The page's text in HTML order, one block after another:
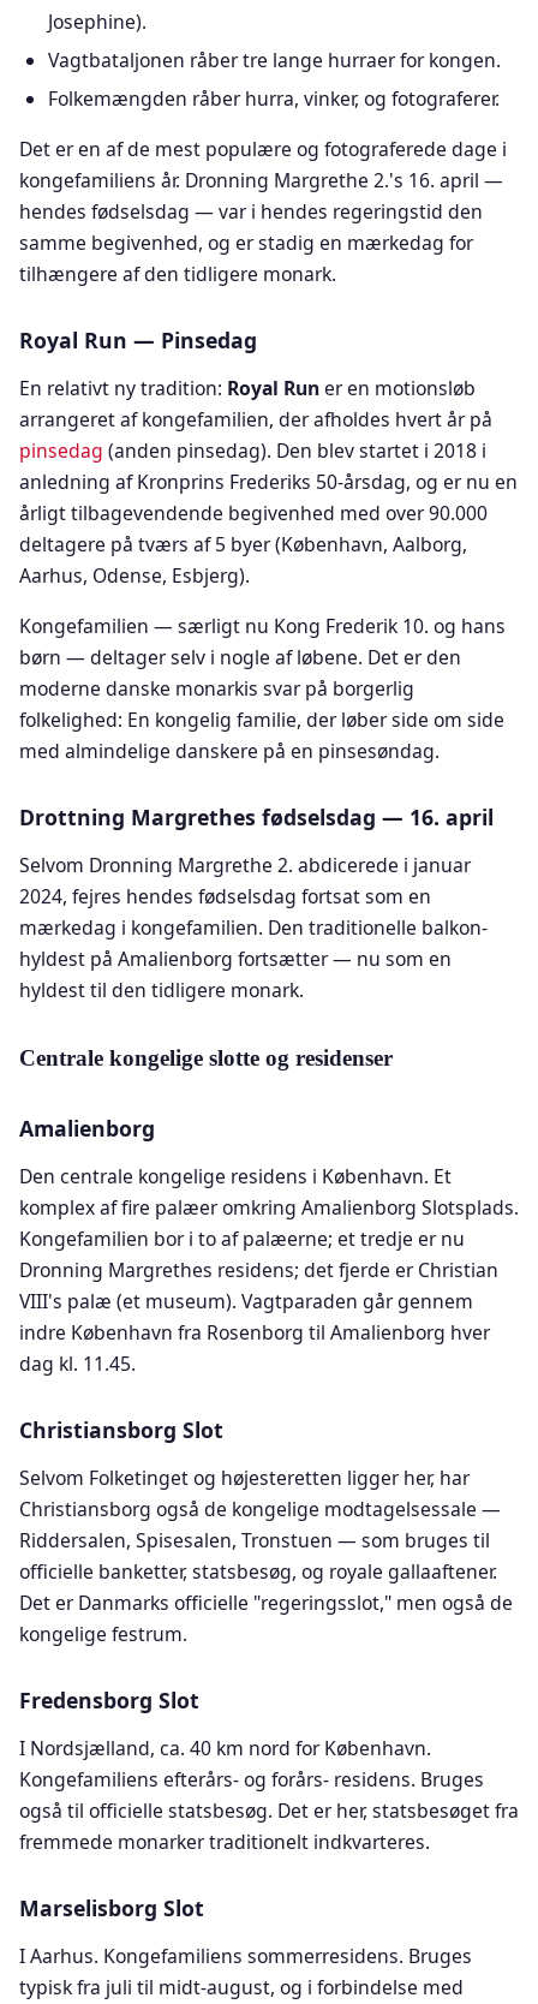
Josephine).
Vagtbataljonen råber tre lange hurraer for kongen.
Folkemængden råber hurra, vinker, og fotograferer.
Det er en af de mest populære og fotograferede dage i
kongefamiliens år. Dronning Margrethe 2.'s 16. april —
hendes fødselsdag — var i hendes regeringstid den
samme begivenhed, og er stadig en mærkedag for
tilhængere af den tidligere monark.
Royal Run — Pinsedag
En relativt ny tradition: Royal Runer en motionsløb
arrangeret af kongefamilien, der afholdes hvert år på
pinsedag (anden pinsedag). Den blev startet i 2018 i
anledning af Kronprins Frederiks 50-årsdag, og er nu en
årligt tilbagevendende begivenhed med over 90.000
deltagere på tværs af 5 byer (København, Aalborg,
Aarhus, Odense, Esbjerg).
Kongefamilien — særligt nu Kong Frederik 10. og hans
børn — deltager selv i nogle af løbene. Det er den
moderne danske monarkis svar på borgerlig
folkelighed: En kongelig familie, der løber side om side
med almindelige danskere på en pinsesøndag.
Drottning Margrethes fødselsdag — 16. april
Selvom Dronning Margrethe 2. abdicerede i januar
2024, fejres hendes fødselsdag fortsat som en
mærkedag i kongefamilien. Den traditionelle balkon-
hyldest på Amalienborg fortsætter — nu som en
hyldest til den tidligere monark.
Centrale kongelige slotte og residenser
Amalienborg
Den centrale kongelige residens i København. Et
komplex af fire palæer omkring Amalienborg Slotsplads.
Kongefamilien bor i to af palæerne; et tredje er nu
Dronning Margrethes residens; det fjerde er Christian
VIII's palæ (et museum). Vagtparaden går gennem
indre København fra Rosenborg til Amalienborg hver
dag kl. 11.45.
Christiansborg Slot
Selvom Folketinget og højesteretten ligger her, har
Christiansborg også de kongelige modtagelsessale —
Riddersalen, Spisesalen, Tronstuen — som bruges til
officielle banketter, statsbesøg, og royale gallaaftener.
Det er Danmarks officielle "regeringsslot," men også de
kongelige festrum.
Fredensborg Slot
I Nordsjælland, ca. 40 km nord for København.
Kongefamiliens efterårs- og forårs- residens. Bruges
også til officielle statsbesøg. Det er her, statsbesøget fra
fremmede monarker traditionelt indkvarteres.
Marselisborg Slot
I Aarhus. Kongefamiliens sommerresidens. Bruges
typisk fra juli til midt-august, og i forbindelse med